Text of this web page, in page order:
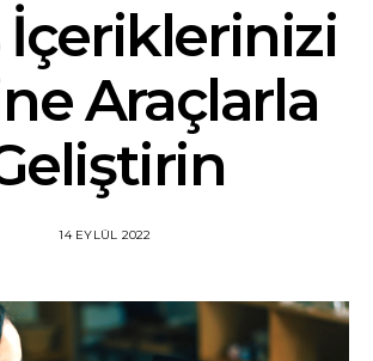
İçeriklerinizi
Araçlarla
14 EYLÜL 2022